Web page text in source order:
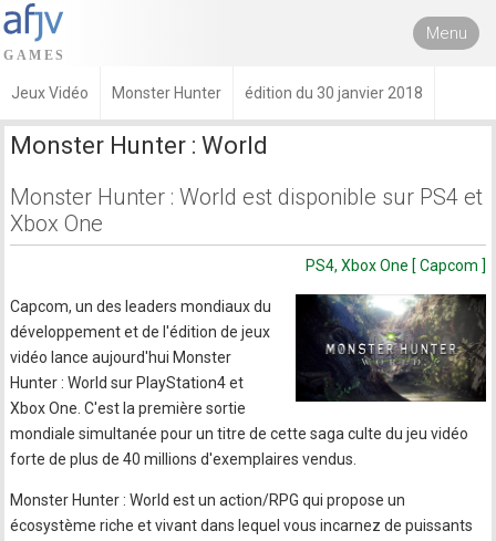
Menu
Jeux Vidéo Monster Hunter édition du 30 janvier 2018
Monster Hunter : World
Monster Hunter : World est disponible sur PS4 et
Xbox One
PS4, Xbox One [ Capcom ]
Capcom, un des leaders mondiaux du
développement et de l'édition de jeux
vidéo lance aujourd'hui Monster
Hunter : World sur PlayStation4 et
Xbox One. C'est la première sortie
mondiale simultanée pour un titre de cette saga culte du jeu vidéo
forte de plus de 40 millions d'exemplaires vendus.
Monster Hunter : World est un action/RPG qui propose un
écosystème riche et vivant dans lequel vous incarnez de puissants